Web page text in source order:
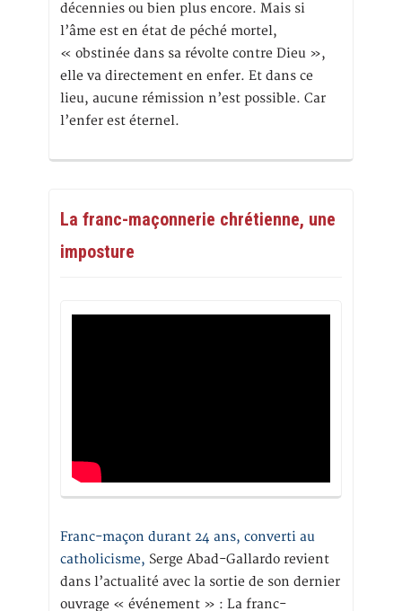
décennies ou bien plus encore. Mais si
l’âme est en état de péché mortel,
« obstinée dans sa révolte contre Dieu »,
elle va directement en enfer. Et dans ce
lieu, aucune rémission n’est possible. Car
l’enfer est éternel.
La franc-maçonnerie chrétienne, une
imposture
Franc-maçon durant 24 ans, converti au
catholicisme, Serge Abad-Gallardo revient
dans l’actualité avec la sortie de son dernier
ouvrage « événement » : La franc-